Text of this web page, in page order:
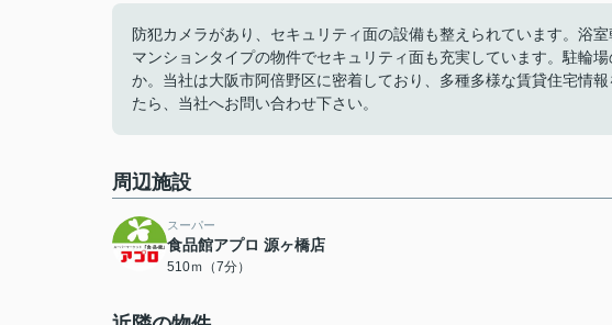
防犯カメラがあり、セキュリティ面の設備も整えられています。浴
マンションタイプの物件でセキュリティ面も充実しています。駐輪
か。当社は大阪市阿倍野区に密着しており、多種多様な賃貸住宅情
たら、当社へお問い合わせ下さい。
周辺施設
スーパー
食品館アプロ 源ヶ橋店
510ｍ（7分）